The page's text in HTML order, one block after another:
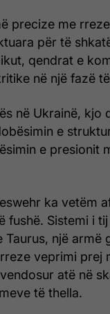
precize me
për të
qendrat e
në një fazë
në Ukrainë, kjo
e
e presionit
ka vetëm
fushë. Sistemi i
Taurus, një armë
veprimi prej
atë në
të thella.